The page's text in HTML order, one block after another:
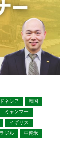
ネシア
韓国
ミャンマー
イギリス
ジル
中南米